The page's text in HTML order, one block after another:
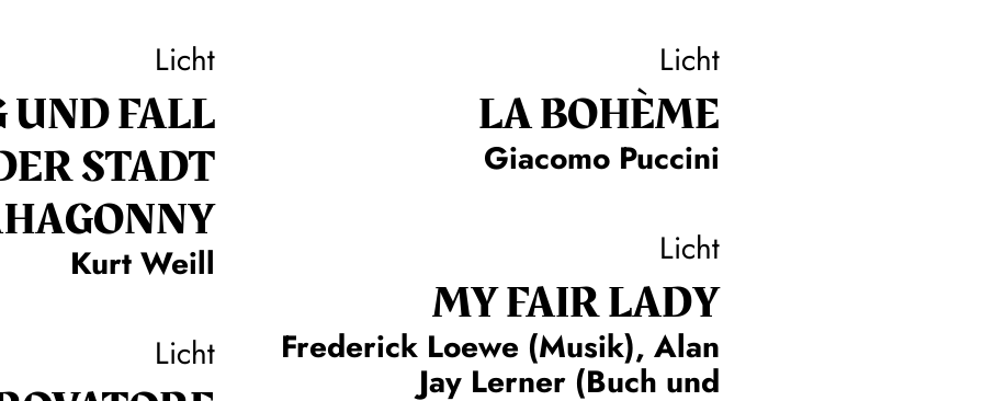
Licht
UND FALL
STADT
Kurt Weill
Licht
Licht
LA BOHÈME
Giacomo Puccini
Licht
MY FAIR LADY
Frederick Loewe (Musik), Alan
Jay Lerner (Buch und